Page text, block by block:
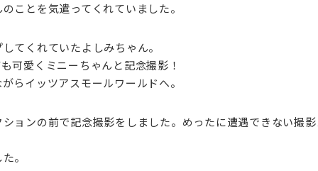
ことを気遣ってくれていました。
てくれていたよしみちゃん。
可愛くミニーちゃんと記念撮影！
らイッツアスモールワールドへ。
ョンの前で記念撮影をしました。めったに遭遇できない撮
。